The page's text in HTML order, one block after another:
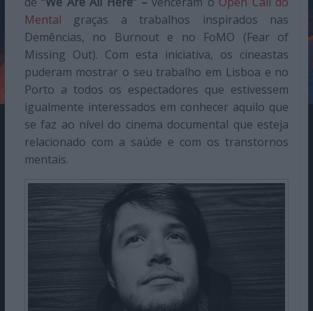
Mental graças a trabalhos inspirados nas
Demências, no Burnout e no FoMO (Fear of
Missing Out). Com esta iniciativa, os cineastas
puderam mostrar o seu trabalho em Lisboa e no
Porto a todos os espectadores que estivessem
igualmente interessados em conhecer aquilo que
se faz ao nível do cinema documental que esteja
relacionado com a saúde e com os transtornos
mentais.